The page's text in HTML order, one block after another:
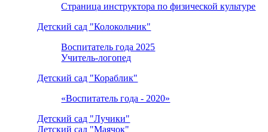
Страница инструктора по физической культуре
Детский сад "Колокольчик"
Воспитатель года 2025
Учитель-логопед
Детский сад "Кораблик"
«Воспитатель года - 2020»
Детский сад "Лучики"
Детский сад "Маячок"